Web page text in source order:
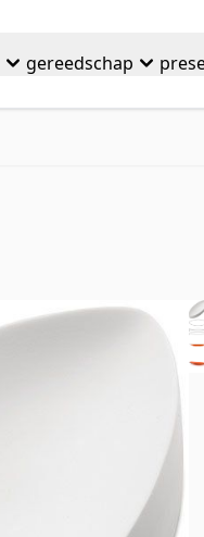
gereedschap